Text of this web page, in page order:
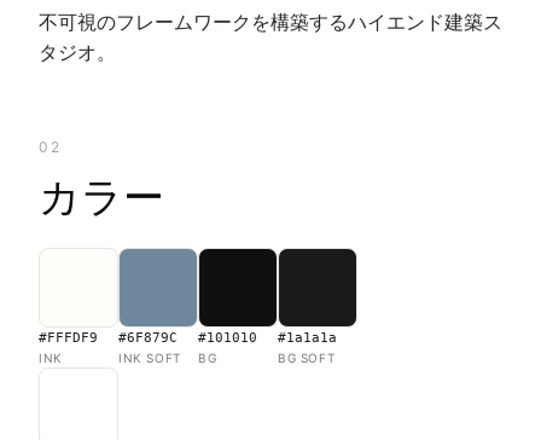
不可視のフレームワークを構築するハイエンド建築ス
タジオ。
02
カラー
#FFFDF9
INK
#6F879C
INK SOFT
#101010
BG
#1a1a1a
BG SOFT